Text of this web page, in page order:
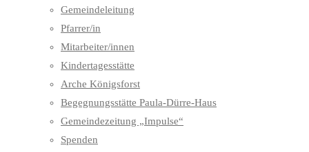
Gemeindeleitung
Pfarrer/in
Mitarbeiter/innen
Kindertagesstätte
Arche Königsforst
Begegnungsstätte Paula-Dürre-Haus
Gemeindezeitung „Impulse“
Spenden